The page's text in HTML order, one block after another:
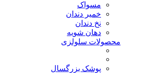
مسواک
خمیر دندان
نخ دندان
دهان شویه
محصولات سلولزی
پوشک بزرگسال